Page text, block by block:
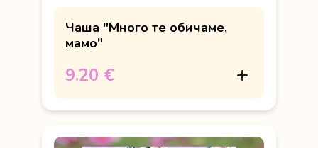
Чаша "Много те обичаме,
мамо"
9.20 €